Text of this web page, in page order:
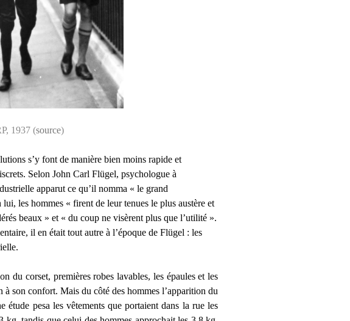
1937 (source)
s’y font de manière bien moins rapide et
Selon John Carl Flügel, psychologue à
apparut ce qu’il nomma « le grand
les hommes « firent de leur tenues le plus austère et
beaux » et « du coup ne visèrent plus que l’utilité ».
il en était tout autre à l’époque de Flügel : les
du corset, premières robes lavables, les épaules et les
son confort. Mais du côté des hommes l’apparition du
étude pesa les vêtements que portaient dans la rue les